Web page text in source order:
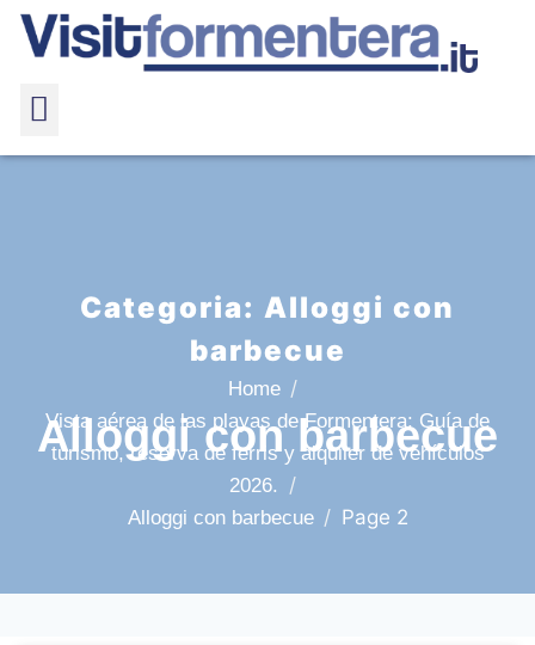
Categoria: Alloggi con
barbecue
Home
Vista aérea de las playas de Formentera: Guía de
turismo, reserva de ferris y alquiler de vehículos
2026.
Alloggi con barbecue
Page 2
Alloggi con barbecue